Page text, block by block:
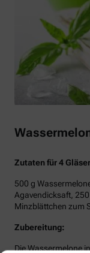
Zutaten für 4
500 g
Agavendicksaft,
Minzblättchen zum
Zubereitung:
Die Wassermelone